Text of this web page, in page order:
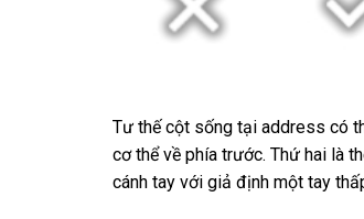
Tư thế cột sống tại address có
cơ thể về phía trước. Thứ hai là
cánh tay với giả định một tay